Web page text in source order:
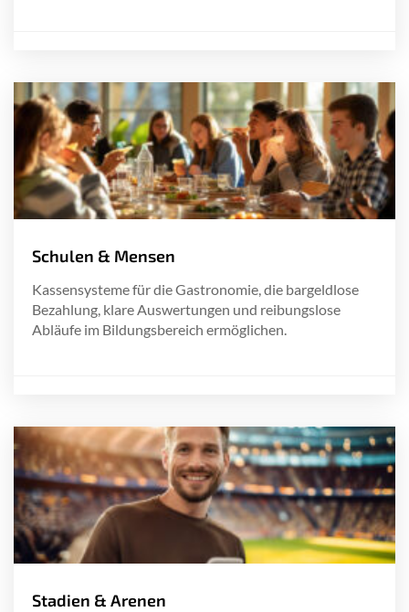
Schulen & Mensen
Kassensysteme für die Gastronomie, die bargeldlose
Bezahlung, klare Auswertungen und reibungslose
Abläufe im Bildungsbereich ermöglichen.
Stadien & Arenen